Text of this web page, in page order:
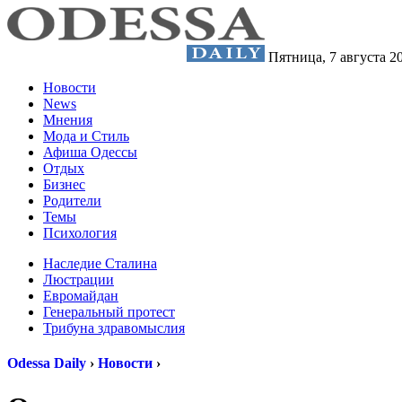
Пятница, 7 августа
Новости
News
Мнения
Мода и Стиль
Афиша Одессы
Отдых
Бизнес
Родители
Темы
Психология
Наследие Сталина
Люстрации
Евромайдан
Генеральный протест
Трибуна здравомыслия
Odessa Daily › Новости ›